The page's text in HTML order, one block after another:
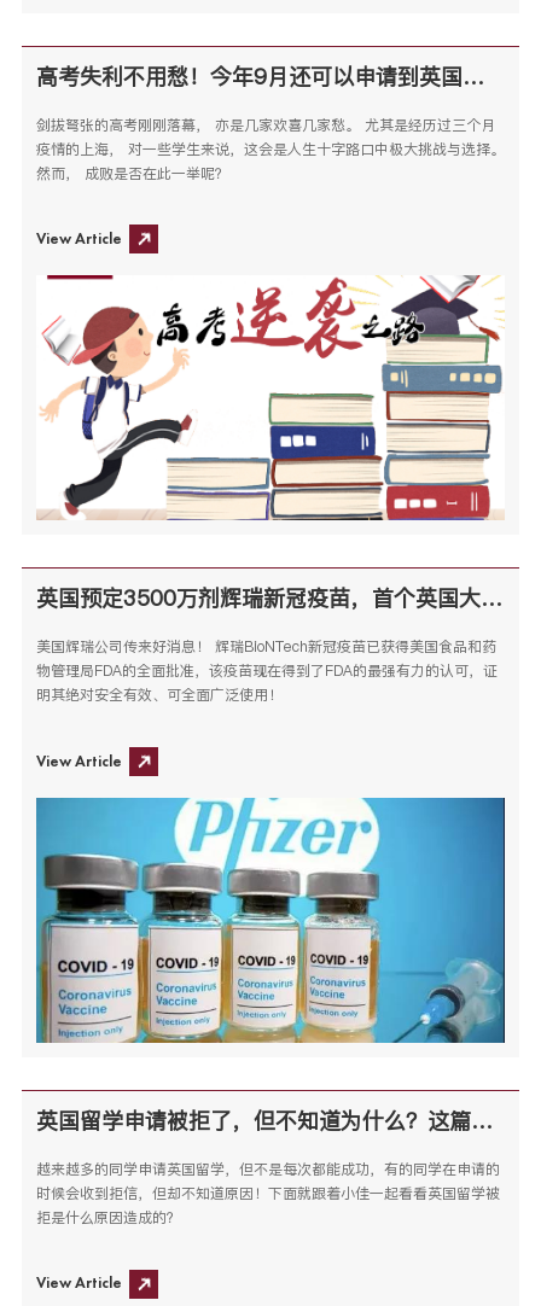
高考失利不用愁！今年9月还可以申请到英国顶尖大学
剑拔弩张的高考刚刚落幕， 亦是几家欢喜几家愁。 尤其是经历过三个月
疫情的上海， 对一些学生来说，这会是人生十字路口中极大挑战与选择。
然而， 成败是否在此一举呢？
View Article
英国预定3500万剂辉瑞新冠疫苗，首个英国大学宣布强制疫苗接种
美国辉瑞公司传来好消息！ 辉瑞BioNTech新冠疫苗已获得美国食品和药
物管理局FDA的全面批准，该疫苗现在得到了FDA的最强有力的认可，证
明其绝对安全有效、可全面广泛使用！
View Article
英国留学申请被拒了，但不知道为什么？这篇文章告诉你！
越来越多的同学申请英国留学，但不是每次都能成功，有的同学在申请的
时候会收到拒信，但却不知道原因！下面就跟着小佳一起看看英国留学被
拒是什么原因造成的？
View Article